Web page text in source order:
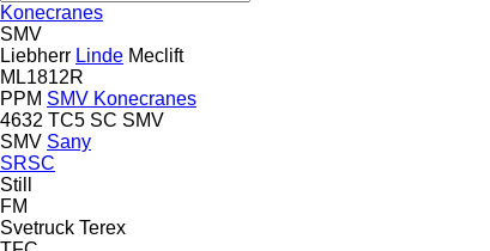
Konecranes
SMV
Liebherr Linde Meclift
ML1812R
PPM SMV Konecranes
4632 TC5 SC SMV
SMV Sany
SRSC
Still
FM
Svetruck Terex